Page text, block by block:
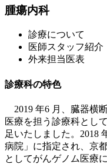
腫瘍内科
診療について
医師スタッフ紹介
外来担当医表
診療科の特色
2019 年6 月、臓器横
医療を担う診療科とし
足いたしました。2018
病院」に指定され、京
としてがんゲノム医療